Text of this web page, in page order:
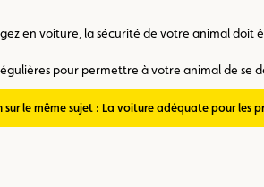
en voiture, la sécurité de votre animal doit
pour permettre à votre animal de se
sur le même sujet : La voiture adéquate pour les